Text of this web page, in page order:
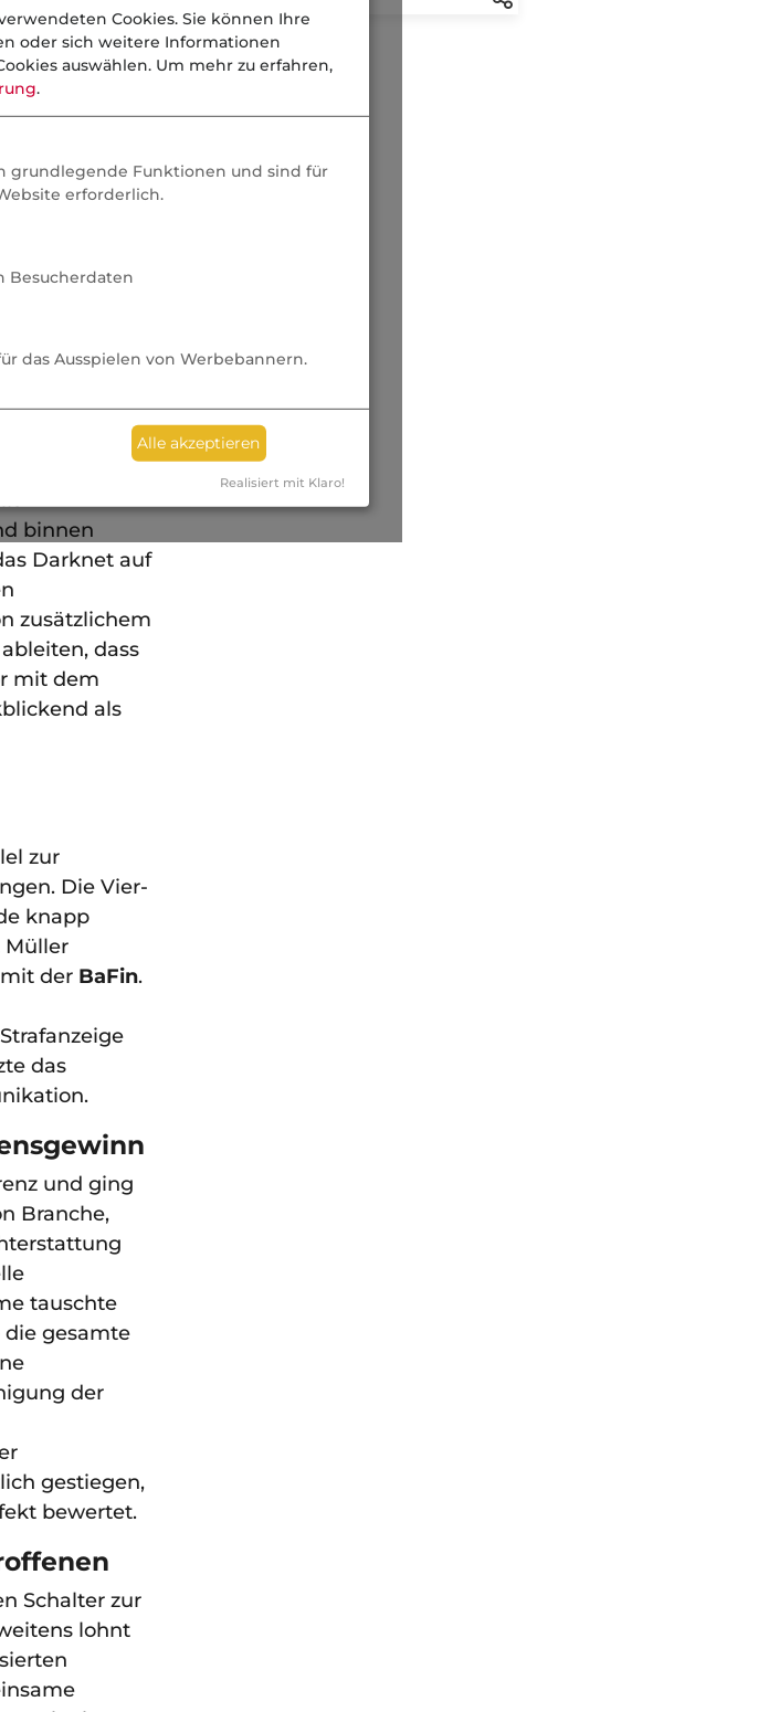
Hause
da
vom
zahlt
binnen
Darknet auf
zusätzlichem
dass
mit dem
als
zur
Die Vier-
knapp
Müller
der BaFin.
das
und ging
Branche,
tauschte
gesamte
der
gestiegen,
bewertet.
Schalter zur
lohnt
Cookies. Sie können Ihre
oder sich weitere Informationen
auswählen. Um mehr zu erfahren,
.
grundlegende Funktionen und sind für
erforderlich.
Besucherdaten
das Ausspielen von Werbebannern.
Alle akzeptieren
Realisiert mit Klaro!